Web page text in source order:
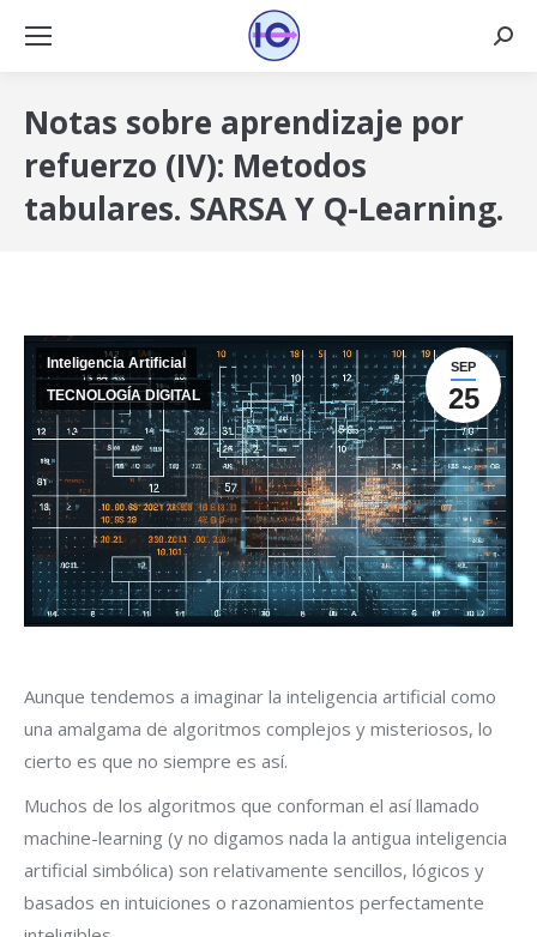
Notas sobre aprendizaje por
refuerzo (IV): Metodos
tabulares. SARSA Y Q-Learning.
SEP
25
Inteligencia Artificial
TECNOLOGÍA DIGITAL
Aunque tendemos a imaginar la inteligencia artificial como
una amalgama de algoritmos complejos y misteriosos, lo
cierto es que no siempre es así.
Muchos de los algoritmos que conforman el así llamado
machine-learning (y no digamos nada la antigua inteligencia
artificial simbólica) son relativamente sencillos, lógicos y
basados en intuiciones o razonamientos perfectamente